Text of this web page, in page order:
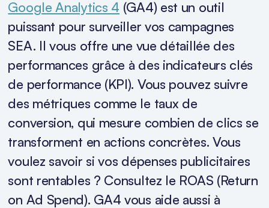
Google Analytics 4 (GA4) est un outil
puissant pour surveiller vos campagnes
SEA. Il vous offre une vue détaillée des
performances grâce à des indicateurs clés
de performance (KPI). Vous pouvez suivre
des métriques comme le taux de
conversion, qui mesure combien de clics se
transforment en actions concrètes. Vous
voulez savoir si vos dépenses publicitaires
sont rentables ? Consultez le ROAS (Return
on Ad Spend). GA4 vous aide aussi à